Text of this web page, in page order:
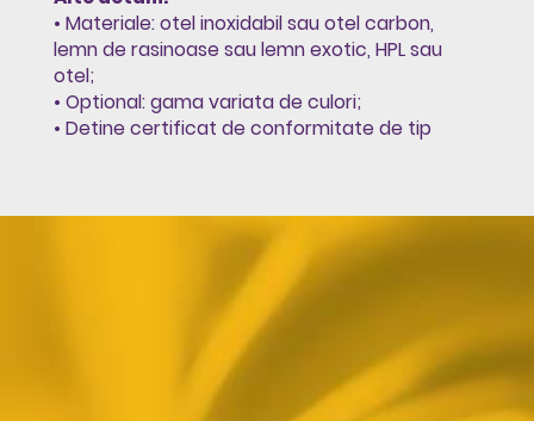
• Materiale: otel inoxidabil sau otel carbon,
lemn de rasinoase sau lemn exotic, HPL sau
otel;
• Optional: gama variata de culori;
• Detine certificat de conformitate de tip